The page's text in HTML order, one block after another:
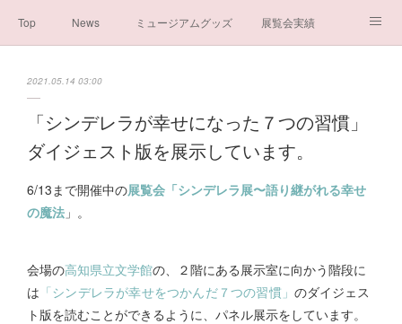
Top News ミュージアムグッズ 展覧会実績
お問い合わせ 一般社団法人シンデレラ芸術文化振興会
2021.05.14 03:00
「シンデレラが幸せになった７つの習慣」
ダイジェスト版を展示しています。
6/13まで開催中の展覧会「シンデレラ展〜語り継がれる幸せ
の魔法 」。
会場の高知県立文学館の、２階にある展示室に向かう階段に
は 「シンデレラが幸せをつかんだ７つの習慣」 のダイジェス
ト版を読むことができるように、パネル展示をしています。